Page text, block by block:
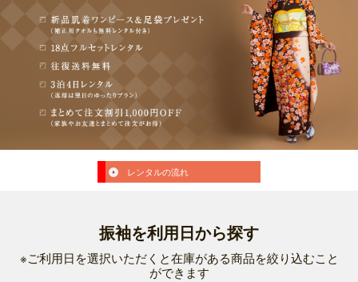
レンタルの流れ
振袖を利用日から探す
※ご利用日を選択いただくと在庫がある商品を絞り込むこと
ができます